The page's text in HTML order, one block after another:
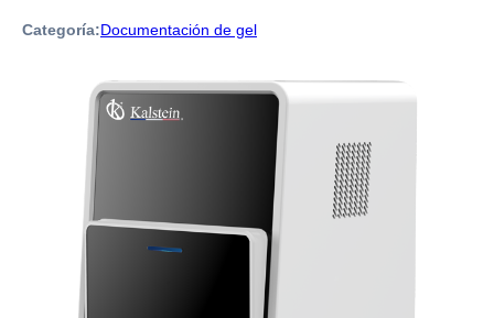
Categoría:Documentación de gel